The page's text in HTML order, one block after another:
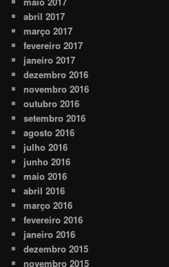
abril 2017
março 2017
fevereiro 2017
janeiro 2017
dezembro 2016
novembro 2016
outubro 2016
setembro 2016
agosto 2016
julho 2016
junho 2016
maio 2016
abril 2016
março 2016
fevereiro 2016
janeiro 2016
dezembro 2015
novembro 2015